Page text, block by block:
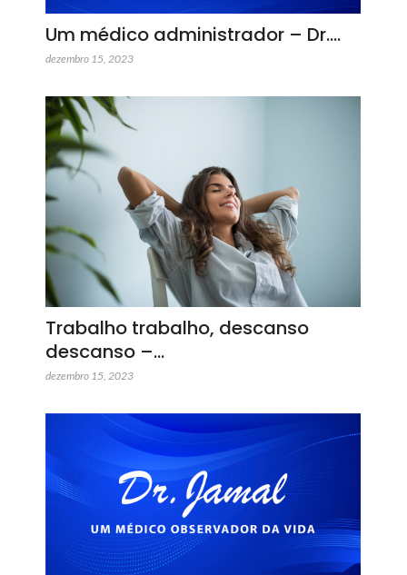
Um médico administrador – Dr.…
dezembro 15, 2023
Trabalho trabalho, descanso
descanso –…
dezembro 15, 2023